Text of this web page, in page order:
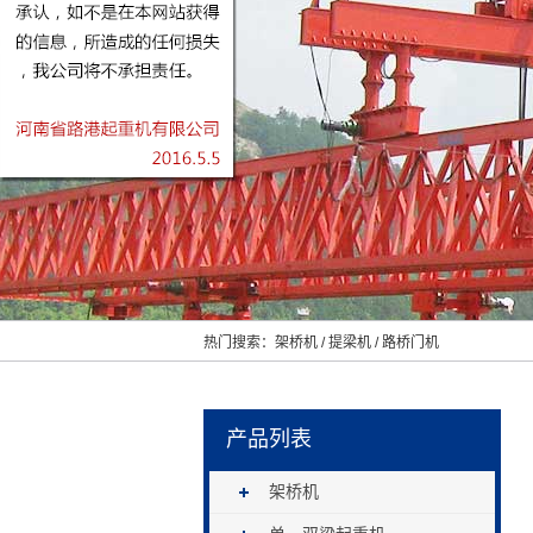
热门搜索： 架桥机 /提梁机 /路桥门机
产品列表
架桥机